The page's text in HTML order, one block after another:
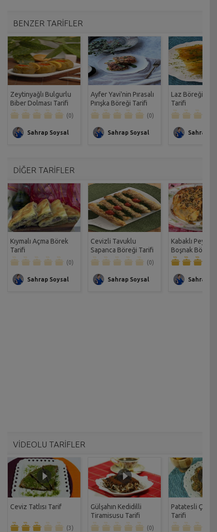
BENZER TARİFLER
Zeytinyağlı Bulgurlu
Biber Dolması Tarifi
(0)
Sahrap Soysal
Ayfer Yavi'nin Pırasalı
Pırışka Böreği Tarifi
(0)
Sahrap Soysal
Laz Böreği-
Tarifi
Sahrap
DİĞER TARİFLER
Kıymalı Açma Börek
Tarifi
(0)
Sahrap Soysal
Cevizli Tavuklu
Sapanca Böreği Tarifi
(0)
Sahrap Soysal
Kabaklı Peynirli
Boşnak Böreği
Sahrap
VİDEOLU TARİFLER
Ceviz Tatlısı Tarif
(3)
Gülşahın Kedidilli
Tiramisusu Tarifi
(0)
Patatesli Çıtır
Tarifi